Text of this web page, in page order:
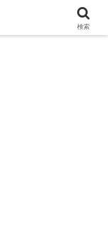
む日記』🐌
検索